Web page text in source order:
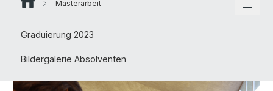
Masterarbeit
Graduierung 2023
Bildergalerie Absolventen